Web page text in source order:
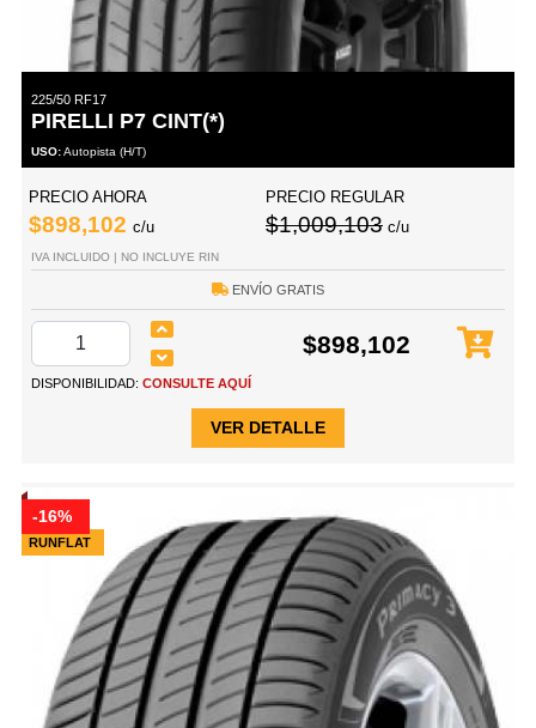
225/50 RF17
PIRELLI P7 CINT(*)
USO:Autopista (H/T)
PRECIO AHORA
$898,102 c/u
PRECIO REGULAR
$1,009,103 c/u
IVA INCLUIDO | NO INCLUYE RIN
ENVÍO GRATIS
$898,102
DISPONIBILIDAD: CONSULTE AQUÍ
VER DETALLE
RUNFLAT
-16%